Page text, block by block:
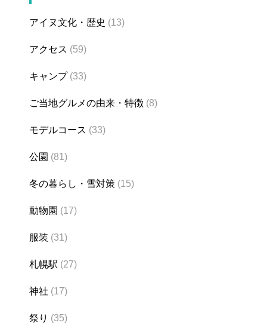
アイヌ文化・歴史 (13)
アクセス (59)
キャンプ(33)
ご当地グルメの由来・特徴 (8)
モデルコース (33)
公園 (81)
冬の暮らし・雪対策 (15)
動物園 (17)
服装 (31)
札幌駅 (27)
神社 (17)
祭り (35)